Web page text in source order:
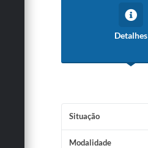
Detalhes
Situação
Modalidade